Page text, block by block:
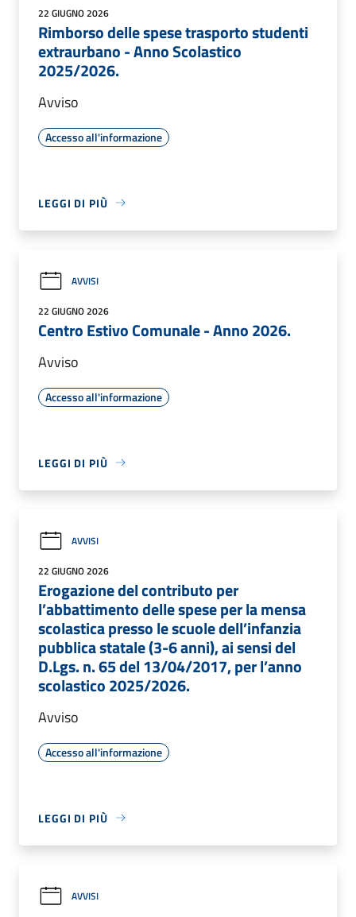
22 GIUGNO 2026
Rimborso delle spese trasporto studenti
extraurbano - Anno Scolastico
2025/2026.
Avviso
Accesso all'informazione
LEGGI DI PIÙ
AVVISI
22 GIUGNO 2026
Centro Estivo Comunale - Anno 2026.
Avviso
Accesso all'informazione
LEGGI DI PIÙ
AVVISI
22 GIUGNO 2026
Erogazione del contributo per
l’abbattimento delle spese per la mensa
scolastica presso le scuole dell’infanzia
pubblica statale (3-6 anni), ai sensi del
D.Lgs. n. 65 del 13/04/2017, per l’anno
scolastico 2025/2026.
Avviso
Accesso all'informazione
LEGGI DI PIÙ
AVVISI